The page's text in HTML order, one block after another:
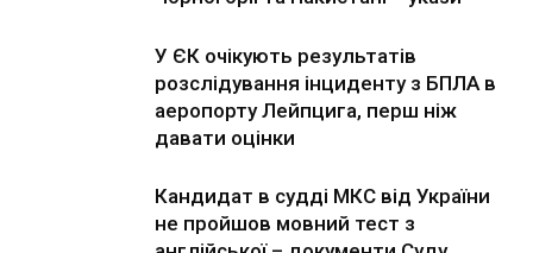
У ЄК очікують результатів
розслідування інциденту з БПЛА в
аеропорту Лейпцига, перш ніж
давати оцінки
Кандидат в судді МКС від України
не пройшов мовний тест з